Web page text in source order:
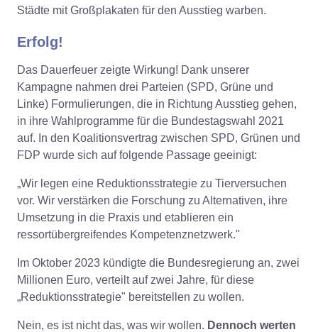
Städte mit Großplakaten für den Ausstieg warben.
Erfolg!
Das Dauerfeuer zeigte Wirkung! Dank unserer
Kampagne nahmen drei Parteien (SPD, Grüne und
Linke) Formulierungen, die in Richtung Ausstieg gehen,
in ihre Wahlprogramme für die Bundestagswahl 2021
auf. In den Koalitionsvertrag zwischen SPD, Grünen und
FDP wurde sich auf folgende Passage geeinigt:
„Wir legen eine Reduktionsstrategie zu Tierversuchen
vor. Wir verstärken die Forschung zu Alternativen, ihre
Umsetzung in die Praxis und etablieren ein
ressortübergreifendes Kompetenznetzwerk."
Im Oktober 2023 kündigte die Bundesregierung an, zwei
Millionen Euro, verteilt auf zwei Jahre, für diese
„Reduktionsstrategie" bereitstellen zu wollen.
Nein, es ist nicht das, was wir wollen. Dennoch werten